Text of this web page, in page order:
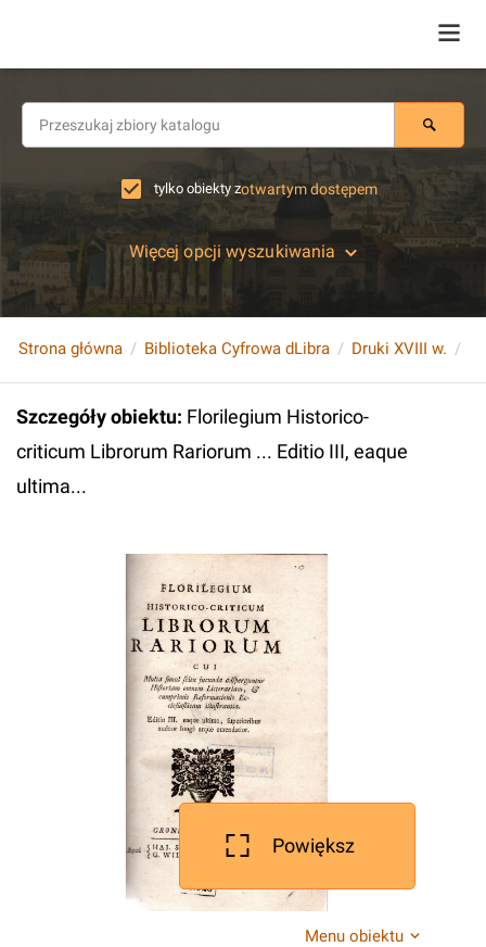
tylko obiekty zotwartym dostępem
Więcej opcji wyszukiwania
Strona główna Biblioteka Cyfrowa dLibra Druki XVIII w.
Szczegóły obiektu: Florilegium Historico-
criticum Librorum Rariorum ... Editio III, eaque
ultima...
Powiększ
Menu obiektu